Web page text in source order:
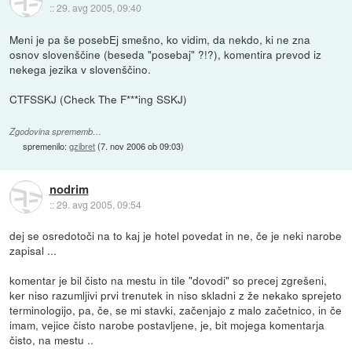
::29. avg 2005, 09:40
Meni je pa še posebEj smešno, ko vidim, da nekdo, ki ne zna
osnov slovenščine (beseda "posebaj" ?!?), komentira prevod iz
nekega jezika v slovenščino.
CTFSSKJ (Check The F***ing SSKJ)
Zgodovina sprememb…
spremenilo:gzibret(7. nov 2006 ob 09:03)
nodrim
::29. avg 2005, 09:54
dej se osredotoči na to kaj je hotel povedat in ne, če je neki narobe
zapisal ...
komentar je bil čisto na mestu in tile "dovodi" so precej zgrešeni,
ker niso razumljivi prvi trenutek in niso skladni z že nekako sprejeto
terminologijo, pa, če, se mi stavki, začenjajo z malo začetnico, in če
imam, vejice čisto narobe postavljene, je, bit mojega komentarja
čisto, na mestu ..